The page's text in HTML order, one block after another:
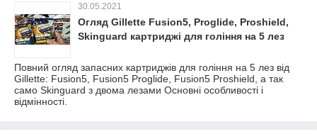
30.05.2021
Огляд Gillette Fusion5, Proglide, Proshield,
Skinguard картриджі для гоління на 5 лез
Повний огляд запасних картриджів для гоління на 5 лез від
Gillette: Fusion5, Fusion5 Proglide, Fusion5 Proshield, а так
само Skinguard з двома лезами Основні особливості і
відмінності.